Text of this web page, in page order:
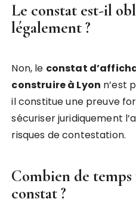
Le constat est-il
légalement ?
Non, le constat
construire à Lyon n’est
il constitue une preuve
sécuriser juridiquement
risques de contestation.
Combien de
constat ?